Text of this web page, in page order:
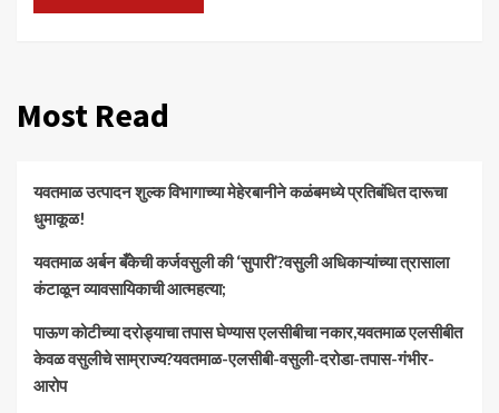
Most Read
यवतमाळ उत्पादन शुल्क विभागाच्या मेहेरबानीने कळंबमध्ये प्रतिबंधित दारूचा
धुमाकूळ!
​यवतमाळ अर्बन बँकेची कर्जवसुली की ‘सुपारी’?वसुली अधिकाऱ्यांच्या त्रासाला
कंटाळून व्यावसायिकाची आत्महत्या;
पाऊण कोटीच्या दरोड्याचा तपास घेण्यास एलसीबीचा नकार,यवतमाळ एलसीबीत
केवळ वसुलीचे साम्राज्य?यवतमाळ-एलसीबी-वसुली-दरोडा-तपास-गंभीर-
आरोप